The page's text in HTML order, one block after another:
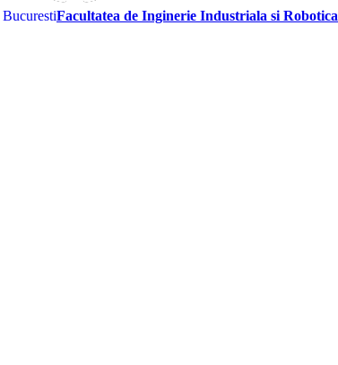
Facultatea de Inginerie Industriala si Robotica